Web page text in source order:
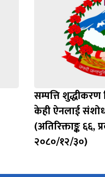
सम्पत्ति
केही ऐनलाई
(अतिरिक्ताङ्क ६६,
२०८०/१२/३०)